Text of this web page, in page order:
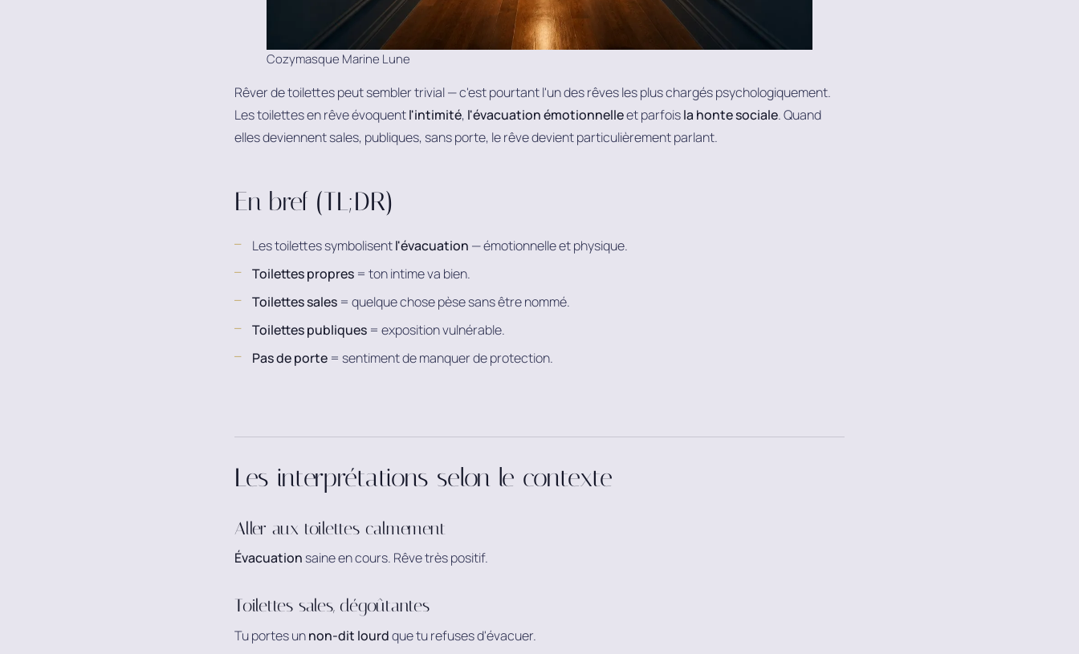
Cozymasque Marine Lune
Rêver de toilettes peut sembler trivial — c'est pourtant l'un des rêves les plus chargés psychologiquement.
Les toilettes en rêve évoquentl'intimité, l'évacuation émotionnelleet parfoisla honte sociale. Quand
elles deviennent sales, publiques, sans porte, le rêve devient particulièrement parlant.
En bref (TL;DR)
Les toilettes symbolisentl'évacuation — émotionnelle et physique.
Toilettes propres = ton intime va bien.
Toilettes sales = quelque chose pèse sans être nommé.
Toilettes publiques = exposition vulnérable.
Pas de porte = sentiment de manquer de protection.
Les interprétations selon le contexte
Aller aux toilettes calmement
Évacuation saine en cours. Rêve très positif.
Toilettes sales, dégoûtantes
Tu portes unnon-dit lourdque tu refuses d'évacuer.